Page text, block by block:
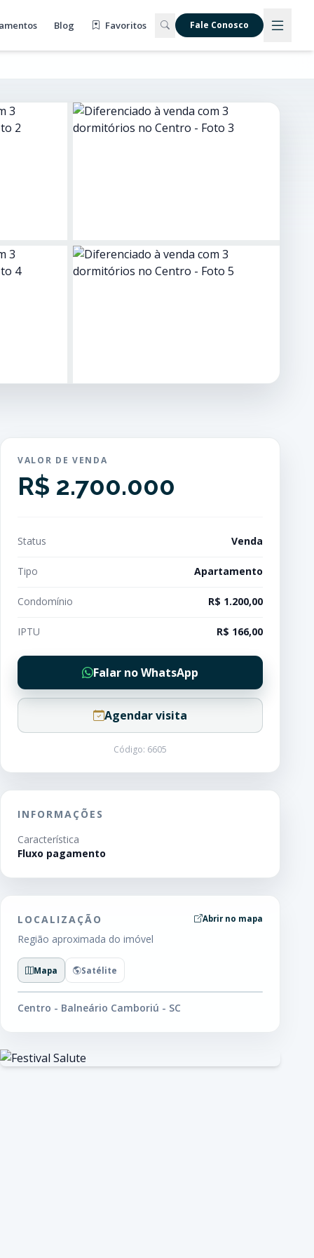
Blog Favoritos Fale Conosco
VALOR DE VENDA
R$ 2.700.000
Status Venda
Tipo Apartamento
Condomínio R$ 1.200,00
IPTU R$ 166,00
Falar no WhatsApp
Agendar visita
Código: 6605
INFORMAÇÕES
Característica
Fluxo pagamento
LOCALIZAÇÃO
Região aproximada do imóvel
Abrir no mapa
Mapa Satélite
Centro - Balneário Camboriú - SC